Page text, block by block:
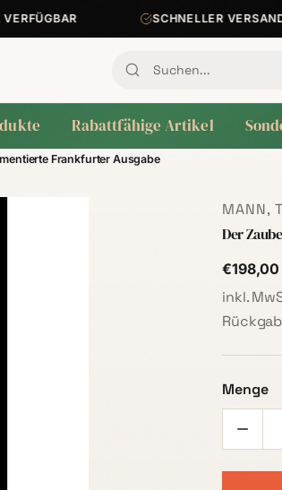
SCHNELLER VERSAND
Rabattfähige Artikel
Frankfurter Ausgabe
MANN,
Der
€198,00
inkl.
Menge